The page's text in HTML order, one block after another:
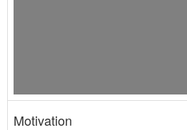
Motivation